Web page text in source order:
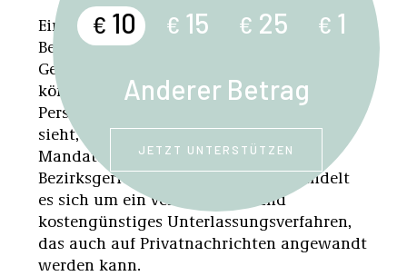
Eine wesentliche Neuerung ist, dass
Betroffene von Hass im Netz durch das
Gesetz leichter zu ihrem Recht kommen
können. Wer seine oder ihre
Persönlichkeitsrechte im Internet verletzt
sieht, kann ein sogenanntes
Mandatsverfahren beim zuständigen
Bezirksgericht einbringen. Dabei handelt
es sich um ein vereinfachtes und
kostengünstiges Unterlassungsverfahren,
das auch auf Privatnachrichten angewandt
werden kann.
€ 10 € 15 € 25 € 1
Anderer Betrag
JETZT UNTERSTÜTZEN